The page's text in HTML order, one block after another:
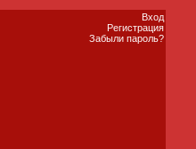
Вход
Регистрация
Забыли пароль?